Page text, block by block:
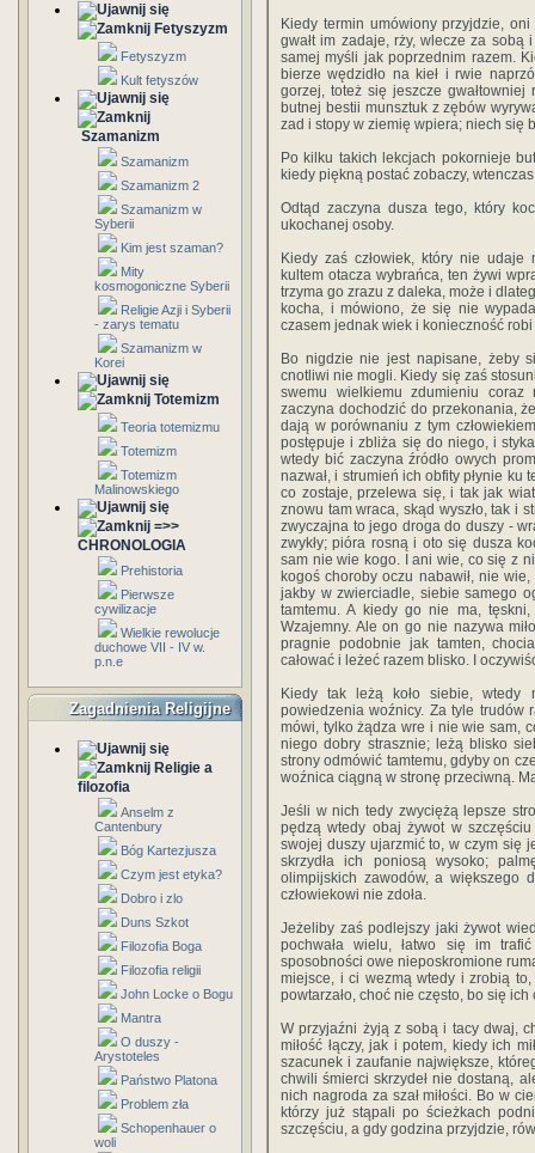
Fetyszyzm
Fetyszyzm
Kult fetyszów
Szamanizm
Szamanizm
Szamanizm 2
Szamanizm w
Syberii
Kim jest szaman?
Mity
kosmogoniczne Syberii
Religie Azji i Syberii
- zarys tematu
Szamanizm w
Korei
Totemizm
Teoria totemizmu
Totemizm
Totemizm
Malinowskiego
=>>
CHRONOLOGIA
Prehistoria
Pierwsze
cywilizacje
Wielkie rewolucje
duchowe VII - IV w.
p.n.e
Zagadnienia Religijne
Religie a
filozofia
Anselm z
Cantenbury
Bóg Kartezjusza
Czym jest etyka?
Dobro i zlo
Duns Szkot
Filozofia Boga
Filozofia religii
John Locke o Bogu
Mantra
O duszy -
Arystoteles
Państwo Platona
Problem zła
Schopenhauer o
woli
Kiedy termin umówiony przyjdzie,
gwałt im zadaje, rży, wlecze za
samej myśli jak poprzednim razem.
bierze wędzidło na kieł i rwie
gorzej, toteż się jeszcze
butnej bestii munsztuk z zębów
zad i stopy w ziemię wpiera; niech się
Po kilku takich lekcjach pokornieje
kiedy piękną postać zobaczy,
Odtąd zaczyna dusza tego, który
ukochanej osoby.
Kiedy zaś człowiek, który nie udaje
kultem otacza wybrańca, ten żywi
trzyma go zrazu z daleka, może i
kocha, i mówiono, że się nie
czasem jednak wiek i konieczność
Bo nigdzie nie jest napisane, żeby
cnotliwi nie mogli. Kiedy się zaś
swemu wielkiemu zdumieniu
zaczyna dochodzić do przekonania,
dają w porównaniu z tym
postępuje i zbliża się do niego, i
wtedy bić zaczyna źródło owych
nazwał, i strumień ich obfity płynie ku
co zostaje, przelewa się, i tak jak
znowu tam wraca, skąd wyszło, tak i
zwyczajna to jego droga do duszy -
zwykły; pióra rosną i oto się dusza
sam nie wie kogo. I ani wie, co się z
kogoś choroby oczu nabawił, nie
jakby w zwierciadle, siebie samego
tamtemu. A kiedy go nie ma,
Wzajemny. Ale on go nie nazywa
pragnie podobnie jak tamten,
całować i leżeć razem blisko. I
Kiedy tak leżą koło siebie, wtedy
powiedzenia woźnicy. Za tyle trudów
mówi, tylko żądza wre i nie wie sam,
niego dobry strasznie; leżą blisko
strony odmówić tamtemu, gdyby on
woźnica ciągną w stronę przeciwną.
Jeśli w nich tedy zwyciężą lepsze
pędzą wtedy obaj żywot w
swojej duszy ujarzmić to, w czym się
skrzydła ich poniosą wysoko;
olimpijskich zawodów, a większego
człowiekowi nie zdoła.
Jeżeliby zaś podlejszy jaki żywot
pochwała wielu, łatwo się im
sposobności owe nieposkromione
miejsce, i ci wezmą wtedy i zrobią
powtarzało, choć nie często, bo się
W przyjaźni żyją z sobą i tacy dwaj,
miłość łączy, jak i potem, kiedy ich
szacunek i zaufanie największe,
chwili śmierci skrzydeł nie dostaną,
nich nagroda za szał miłości. Bo w
którzy już stąpali po ścieżkach
szczęściu, a gdy godzina przyjdzie,